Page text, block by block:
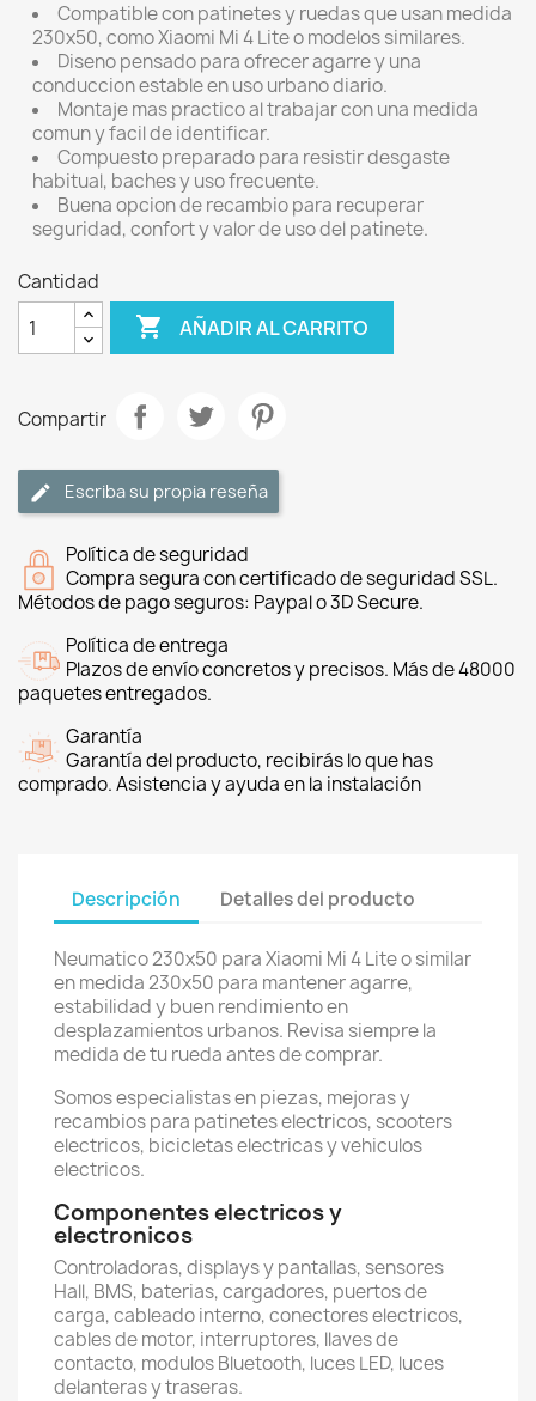
Compatible con patinetes y ruedas que usan medida
230x50, como Xiaomi Mi 4 Lite o modelos similares.
Diseno pensado para ofrecer agarre y una
conduccion estable en uso urbano diario.
Montaje mas practico al trabajar con una medida
comun y facil de identificar.
Compuesto preparado para resistir desgaste
habitual, baches y uso frecuente.
Buena opcion de recambio para recuperar
seguridad, confort y valor de uso del patinete.
Cantidad
 AÑADIR AL CARRITO
Compartir
Escriba su propia reseña
Política de seguridad
Compra segura con certificado de seguridad SSL.
Métodos de pago seguros: Paypal o 3D Secure.
Política de entrega
Plazos de envío concretos y precisos. Más de 48000
paquetes entregados.
Garantía
Garantía del producto, recibirás lo que has
comprado. Asistencia y ayuda en la instalación
Descripción Detalles del producto
Neumatico 230x50 para Xiaomi Mi 4 Lite o similar
en medida 230x50 para mantener agarre,
estabilidad y buen rendimiento en
desplazamientos urbanos. Revisa siempre la
medida de tu rueda antes de comprar.
Somos especialistas en piezas, mejoras y
recambios para patinetes electricos, scooters
electricos, bicicletas electricas y vehiculos
electricos.
Componentes electricos y
electronicos
Controladoras, displays y pantallas, sensores
Hall, BMS, baterias, cargadores, puertos de
carga, cableado interno, conectores electricos,
cables de motor, interruptores, llaves de
contacto, modulos Bluetooth, luces LED, luces
delanteras y traseras.